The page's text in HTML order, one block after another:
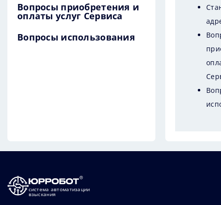
Вопросы приобретения и
оплаты услуг Сервиса
Вопросы использования
система автоматизации
взыскания